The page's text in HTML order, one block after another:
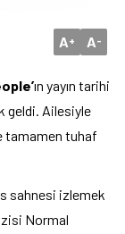
A+ A-
ın yayın tarihi
geldi. Ailesiyle
tamamen tuhaf
sahnesi izlemek
Normal